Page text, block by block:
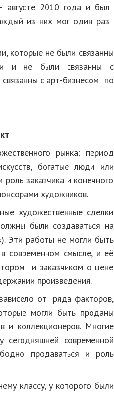
августе 2010 года и был
из них мог один раз
которые не были связанны
и не были связанны с
с арт-бизнесом по
рынка: период
богатые люди или
роль заказчика и конечного
художников.
художественные сделки
были создаваться на
Эти работы не могли быть
современном смысле, и её
и заказчиком о цене
произведения.
от ряда факторов,
могли быть проданы
и коллекционеров. Многие
современной
продаваться и роль
классу, у которого были